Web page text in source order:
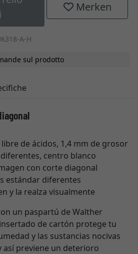
Merken
A-H
sul prodotto
de ácidos, 1,4 mm de grosor
centro blanco
con corte diagonal
estándar diferentes
y la realza visualmente
un paspartú de Walther
de cartón protege tu
y las sustancias nocivas
así previene un deterioro